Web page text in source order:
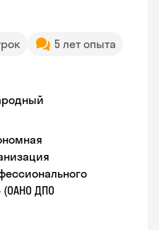
5 лет опыта
(ОАНО ДПО